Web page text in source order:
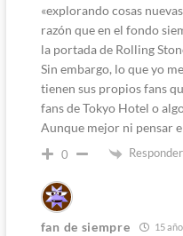
«explorando cosas
razón que en el fondo
la portada de Rolling
Sin embargo, lo que yo
tienen sus propios fans
fans de Tokyo Hotel o
Aunque mejor ni pensar
0 Responder
fan de siempre 15